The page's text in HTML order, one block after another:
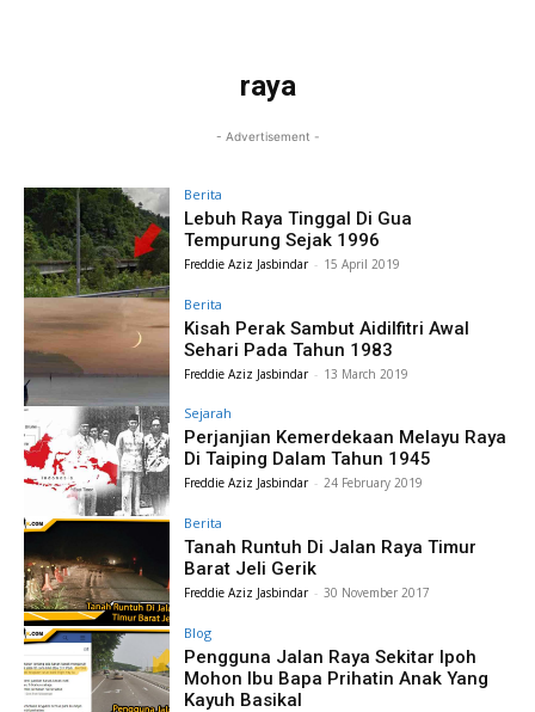
raya
- Advertisement -
Berita
Lebuh Raya Tinggal Di Gua
Tempurung Sejak 1996
Freddie Aziz Jasbindar - 15 April 2019
Berita
Kisah Perak Sambut Aidilfitri Awal
Sehari Pada Tahun 1983
Freddie Aziz Jasbindar - 13 March 2019
Sejarah
Perjanjian Kemerdekaan Melayu Raya
Di Taiping Dalam Tahun 1945
Freddie Aziz Jasbindar - 24 February 2019
Berita
Tanah Runtuh Di Jalan Raya Timur
Barat Jeli Gerik
Freddie Aziz Jasbindar - 30 November 2017
Blog
Pengguna Jalan Raya Sekitar Ipoh
Mohon Ibu Bapa Prihatin Anak Yang
Kayuh Basikal